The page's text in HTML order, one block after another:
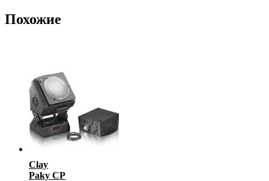
Похожие
Clay
Paky CP